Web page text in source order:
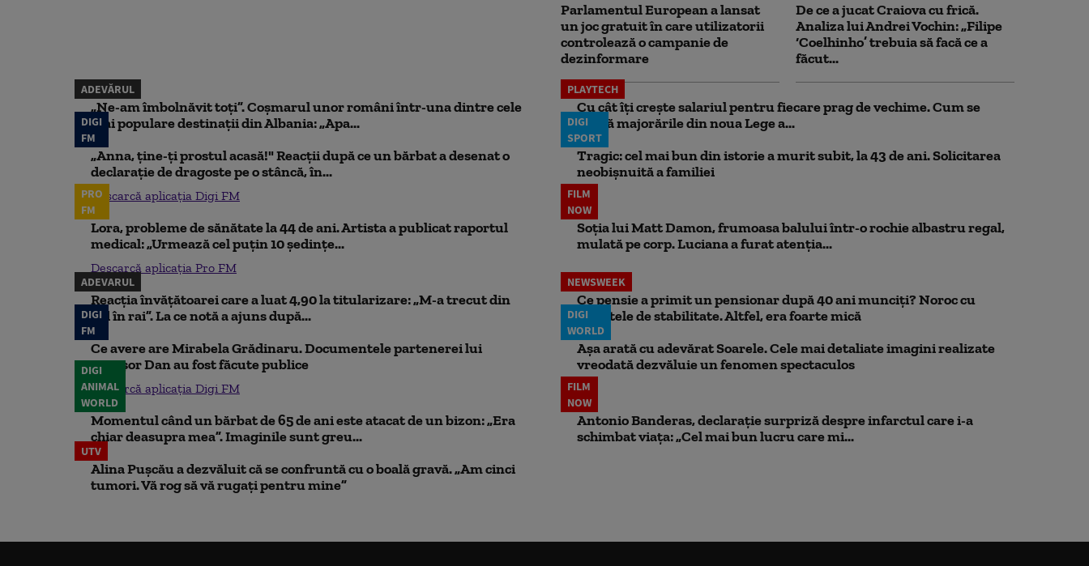
Parlamentul European a lansat
un joc gratuit în care utilizatorii
controlează o campanie de
dezinformare
De ce a jucat Craiova cu frică.
Analiza lui Andrei Vochin: „Filipe
‘Coelhinho’ trebuia să facă ce a
făcut...
ADEVĂRUL
„Ne-am îmbolnăvit toți”. Coșmarul unor români într-una dintre cele
mai populare destinații din Albania: „Apa...
PLAYTECH
Cu cât îți crește salariul pentru fiecare prag de vechime. Cum se
aplică majorările din noua Lege a...
DIGI
FM
„Anna, ţine-ţi prostul acasă!" Reacţii după ce un bărbat a desenat o
declaraţie de dragoste pe o stâncă, în...
Descarcă aplicația Digi FM
DIGI
SPORT
Tragic: cel mai bun din istorie a murit subit, la 43 de ani. Solicitarea
neobișnuită a familiei
PRO
FM
Lora, probleme de sănătate la 44 de ani. Artista a publicat raportul
medical: „Urmează cel puțin 10 ședințe...
Descarcă aplicația Pro FM
FILM
NOW
Soția lui Matt Damon, frumoasa balului într-o rochie albastru regal,
mulată pe corp. Luciana a furat atenția...
ADEVARUL
Reacția învățătoarei care a luat 4,90 la titularizare: „M-a trecut din
iad în rai”. La ce notă a ajuns după...
NEWSWEEK
Ce pensie a primit un pensionar după 40 ani munciți? Noroc cu
punctele de stabilitate. Altfel, era foarte mică
DIGI
FM
Ce avere are Mirabela Grădinaru. Documentele partenerei lui
Nicușor Dan au fost făcute publice
Descarcă aplicația Digi FM
DIGI
WORLD
Așa arată cu adevărat Soarele. Cele mai detaliate imagini realizate
vreodată dezvăluie un fenomen spectaculos
DIGI
ANIMAL
WORLD
Momentul când un bărbat de 65 de ani este atacat de un bizon: „Era
chiar deasupra mea”. Imaginile sunt greu...
FILM
NOW
Antonio Banderas, declarație surpriză despre infarctul care i-a
schimbat viața: „Cel mai bun lucru care mi...
UTV
Alina Pușcău a dezvăluit că se confruntă cu o boală gravă. „Am cinci
tumori. Vă rog să vă rugați pentru mine”